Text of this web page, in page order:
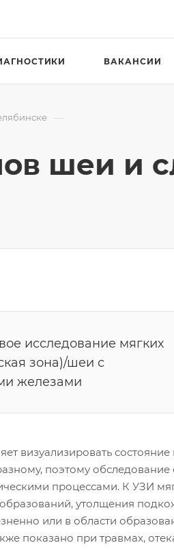
ВАКАНСИИ
—
шеи и
исследование мягких
зона)/шеи с
железами
визуализировать
поэтому
процессами. К УЗИ
утолщения
или в области
показано при травмах,